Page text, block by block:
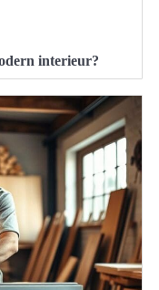
interieur?